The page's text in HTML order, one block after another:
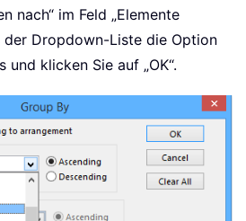
nach“ im Feld „Elemente
der Dropdown-Liste die Option
und klicken Sie auf „OK“.